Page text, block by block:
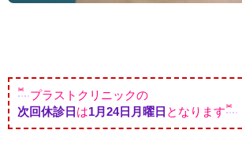
プラストクリニックの
次回休診日 は1月24日月曜日 となります